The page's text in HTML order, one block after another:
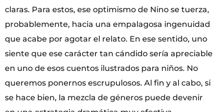
claras. Para estos, ese optimismo de Nino se tuerza,
probablemente, hacia una empalagosa ingenuidad
que acabe por agotar el relato. En ese sentido, uno
siente que ese carácter tan cándido sería apreciable
en uno de esos cuentos ilustrados para niños. No
queremos ponernos escrupulosos. Al fin y al cabo, si
se hace bien, la mezcla de géneros puede devenir